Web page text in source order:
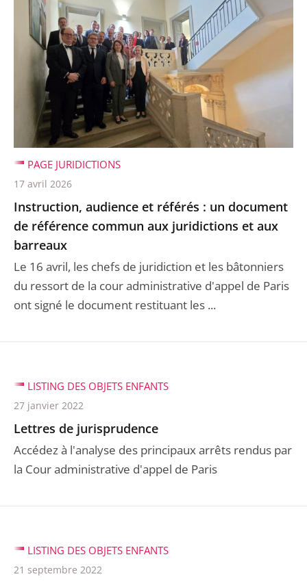
Instruction, audience et référés : un document
de référence commun aux juridictions et aux
barreaux
Le 16 avril, les chefs de juridiction et les bâtonniers
du ressort de la cour administrative d'appel de Paris
ont signé le document restituant les ...
PAGE JURIDICTIONS
17 avril 2026
Lettres de jurisprudence
Accédez à l'analyse des principaux arrêts rendus par
la Cour administrative d'appel de Paris
LISTING DES OBJETS ENFANTS
27 janvier 2022
LISTING DES OBJETS ENFANTS
21 septembre 2022